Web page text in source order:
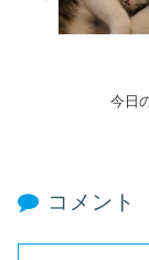
今日
コメント